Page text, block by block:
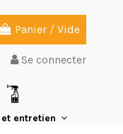
Panier / Vide
Se connecter
entretien